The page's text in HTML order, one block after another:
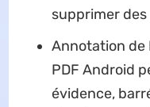
supprimer des
Annotation de
PDF Android
évidence,